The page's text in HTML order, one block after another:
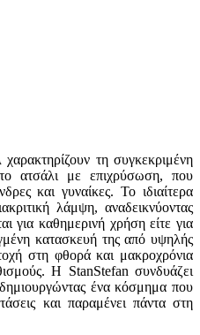
τη συγκεκριμένη
ατσάλι με επιχρύσωση, που
και γυναίκες. Το ιδιαίτερα
λάμψη, αναδεικνύοντας
για καθημερινή χρήση είτε για
κατασκευή της από υψηλής
στη φθορά και μακροχρόνια
Η StanStefan συνδυάζει
ένα κόσμημα που
και παραμένει πάντα στη